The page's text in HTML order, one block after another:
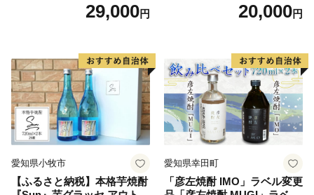
＝＝＝＝＝＝＝＝＝＝＝＝＝＝＝＝＝＝
どう100％使用）29,000円
どう100％使用）20,000円
愛知県小牧市
【ふるさと納税】本格芋焼酎
愛知県幸田町
「彦左焼酎 IMO」ラベル変更